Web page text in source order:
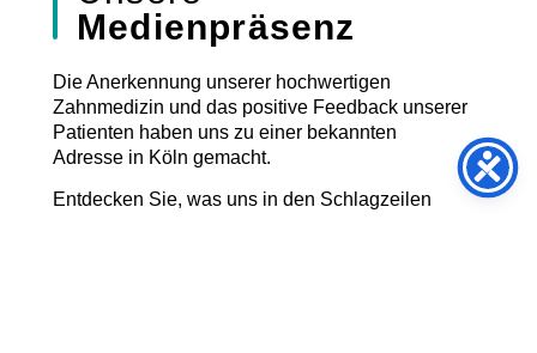
Medienpräsenz
Die Anerkennung unserer hochwertigen
Zahnmedizin und das positive Feedback unserer
Patienten haben uns zu einer bekannten
Adresse in Köln gemacht.
Entdecken Sie, was uns in den Schlagzeilen